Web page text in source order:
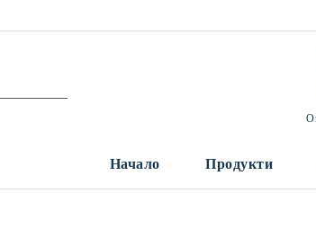
Начало Продукти